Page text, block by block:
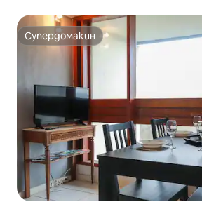
Супердомакин
Супердомакин